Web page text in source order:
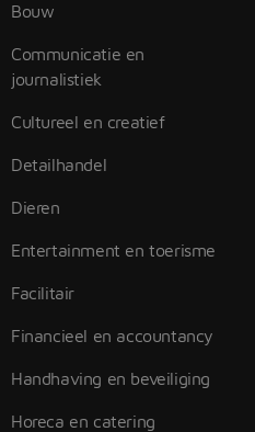
Bouw
Communicatie en
journalistiek
Cultureel en creatief
Detailhandel
Dieren
Entertainment en toerisme
Facilitair
Financieel en accountancy
Handhaving en beveiliging
Horeca en catering